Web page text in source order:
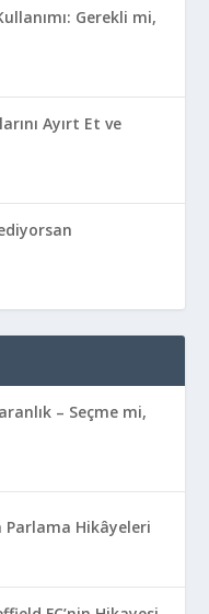
Gerekli mi,
Ayırt Et ve
– Seçme mi,
Parlama Hikâyeleri